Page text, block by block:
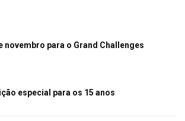
novembro para o Grand Challenges
especial para os 15 anos